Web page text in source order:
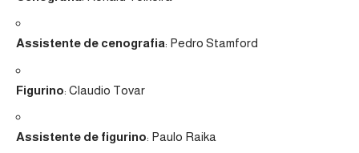
Assistente de cenografia: Pedro Stamford
Figurino: Claudio Tovar
Assistente de figurino: Paulo Raika